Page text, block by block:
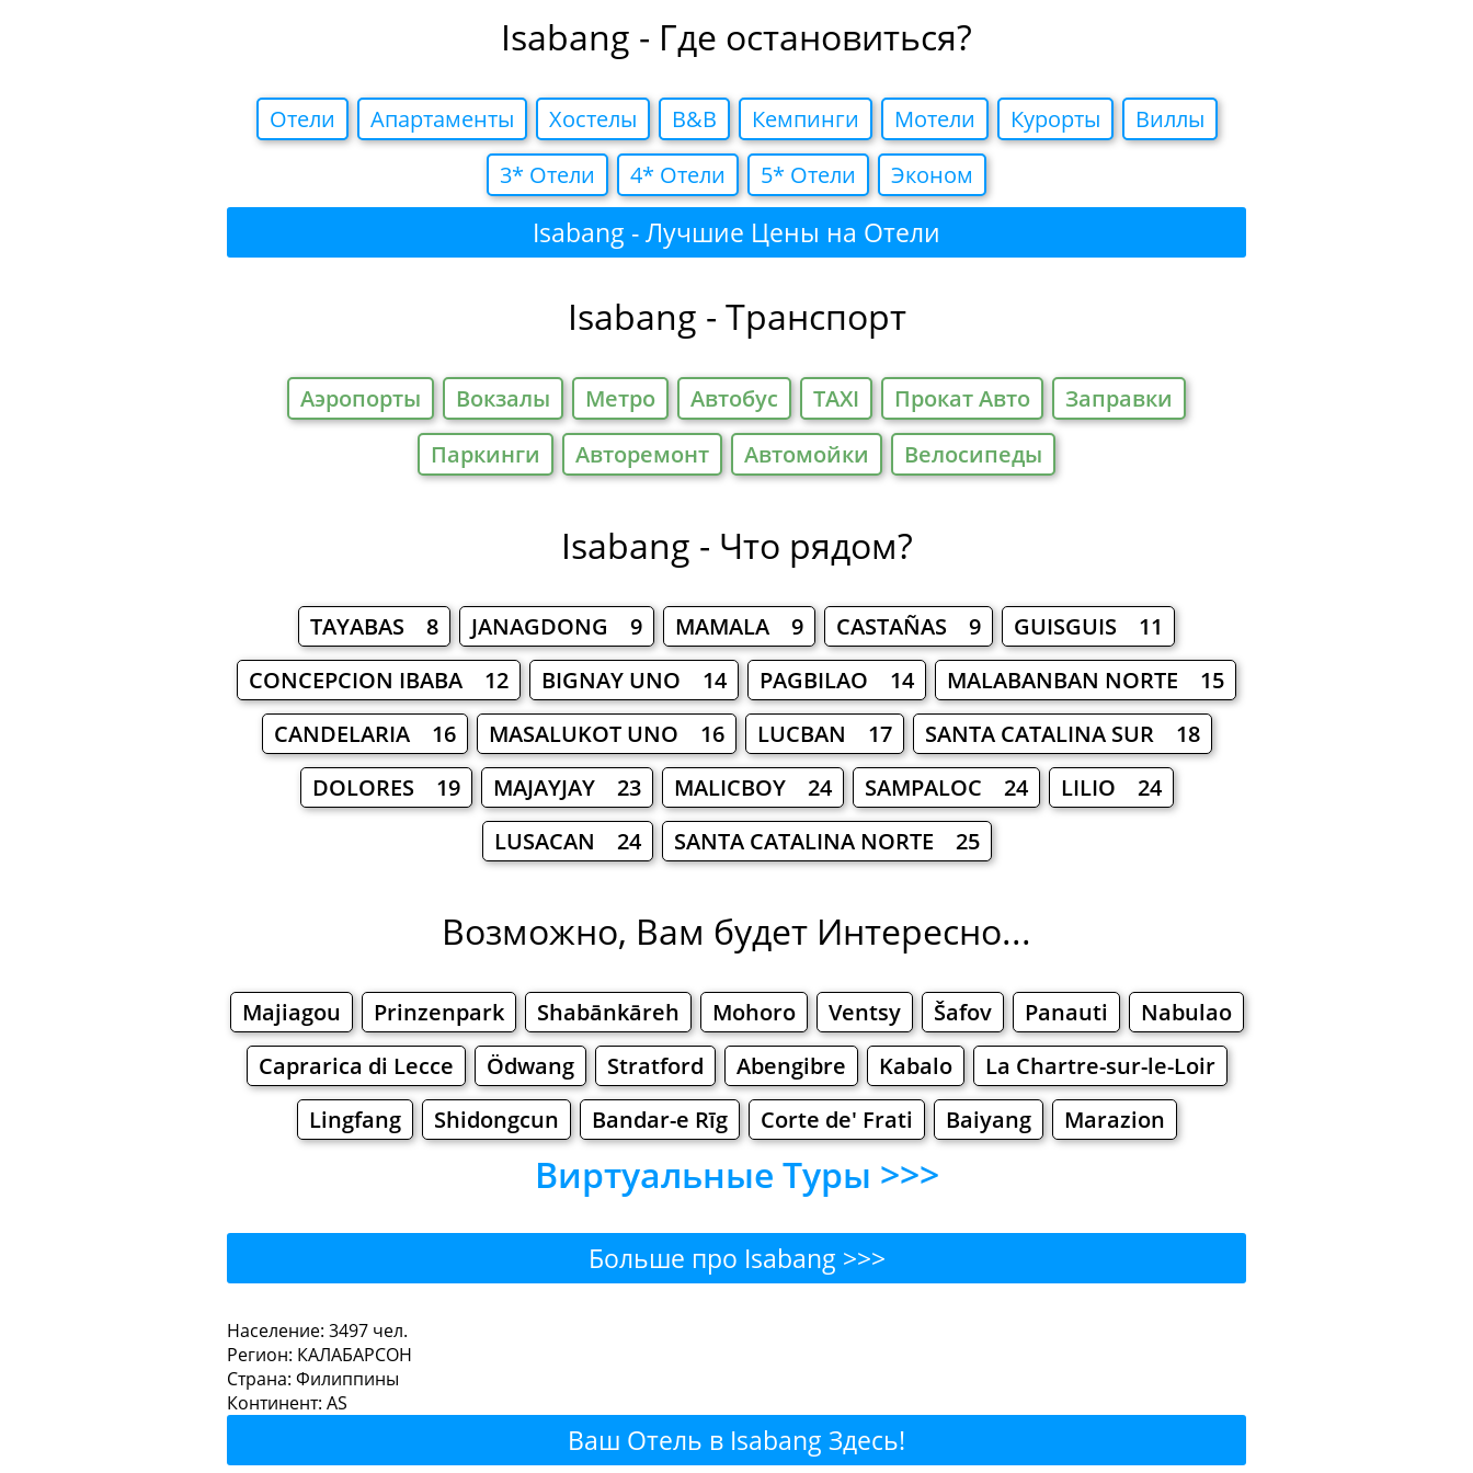
Isabang - Где остановиться?
Отели Апартаменты Хостелы B&B Кемпинги Мотели Курорты
Виллы
3* Отели
4* Отели 5* Отели Эконом
Isabang - Лучшие Цены на Отели
Isabang - Транспорт
Аэропорты Вокзалы Метро Автобус TAXI Прокат Авто
Заправки
Паркинги
Авторемонт Автомойки Велосипеды
Isabang - Что рядом?
TAYABAS 8 JANAGDONG 9 MAMALA 9 CASTAÑAS 9
GUISGUIS 11
CONCEPCION IBABA 12
BIGNAY UNO 14 PAGBILAO 14
MALABANBAN NORTE 15
CANDELARIA 16
MASALUKOT UNO 16 LUCBAN 17
SANTA CATALINA SUR 18
DOLORES 19
MAJAYJAY 23 MALICBOY 24 SAMPALOC 24
LILIO 24
LUSACAN 24
SANTA CATALINA NORTE 25
Возможно, Вам будет Интересно...
Majiagou Prinzenpark Shabānkāreh Mohoro Ventsy Šafov Panauti
Nabulao
Caprarica di Lecce
Ödwang Stratford Abengibre Kabalo
La Chartre-sur-le-Loir
Lingfang
Shidongcun Bandar-e Rīg Corte de' Frati Baiyang Marazion
Виртуальные Туры >>>
Больше про Isabang >>>
Рестораны
Isabang - Где купить? Магазины, Шоппинг
Население: 3497 чел.
Регион: КАЛАБАРСОН
Страна: Филиппины
Континент: AS
Ваш Отель в Isabang Здесь!